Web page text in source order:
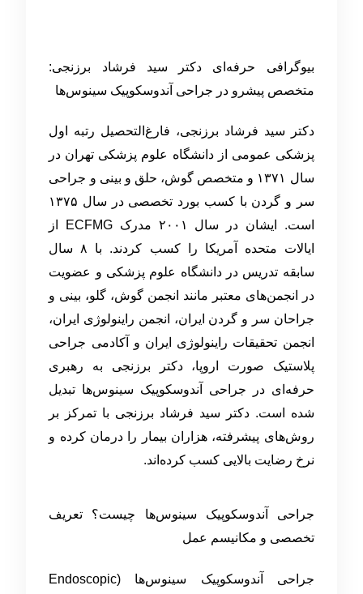
بیوگرافی حرفه‌ای دکتر سید فرشاد برزنجی:
متخصص پیشرو در جراحی آندوسکوپیک سینوس‌ها
دکتر سید فرشاد برزنجی، فارغ‌التحصیل رتبه اول
پزشکی عمومی از دانشگاه علوم پزشکی تهران در
سال ۱۳۷۱ و متخصص گوش، حلق و بینی و جراحی
سر و گردن با کسب بورد تخصصی در سال ۱۳۷۵
است. ایشان در سال ۲۰۰۱ مدرک ECFMG از
ایالات متحده آمریکا را کسب کردند. با ۸ سال
سابقه تدریس در دانشگاه علوم پزشکی و عضویت
در انجمن‌های معتبر مانند انجمن گوش، گلو، بینی و
جراحان سر و گردن ایران، انجمن راینولوژی ایران،
انجمن تحقیقات راینولوژی ایران و آکادمی جراحی
پلاستیک صورت اروپا، دکتر برزنجی به رهبری
حرفه‌ای در جراحی آندوسکوپیک سینوس‌ها تبدیل
شده است. دکتر سید فرشاد برزنجی با تمرکز بر
روش‌های پیشرفته، هزاران بیمار را درمان کرده و
نرخ رضایت بالایی کسب کرده‌اند.
جراحی آندوسکوپیک سینوس‌ها چیست؟ تعریف
تخصصی و مکانیسم عمل
جراحی آندوسکوپیک سینوس‌ها (Endoscopic